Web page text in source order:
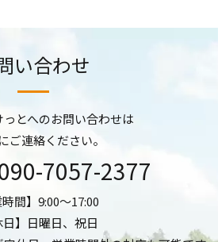
い合わせ
とへのお問い合わせは
ご連絡ください。
7057-2377
時間】9:00～17:00
日】日曜日、祝日